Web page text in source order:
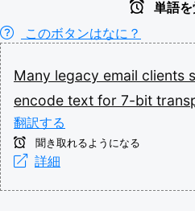
単語
このボタンはなに？
Many legacy email clients
encode text for 7-bit
翻訳する
聞き取れるようになる
詳細